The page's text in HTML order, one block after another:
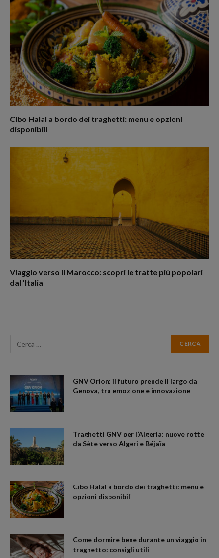
Cibo Halal a bordo dei traghetti: menu e opzioni
disponibili
Viaggio verso il Marocco: scopri le tratte più popolari
dall’Italia
GNV Orion: il futuro prende il largo da
Genova, tra emozione e innovazione
Traghetti GNV per l’Algeria: nuove rotte
da Sète verso Algeri e Béjaïa
Cibo Halal a bordo dei traghetti: menu e
opzioni disponibili
Come dormire bene durante un viaggio in
traghetto: consigli utili